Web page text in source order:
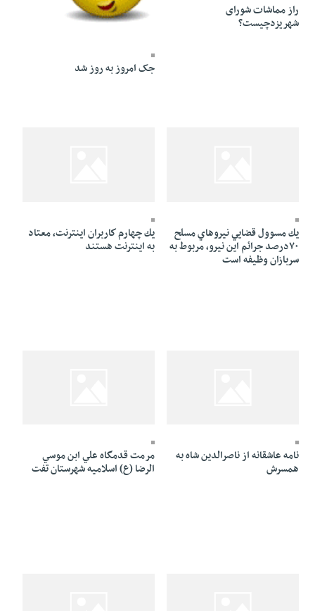
راز مماشات شورای
شهریزدچیست؟
جک امروز به روز شد
۷۰‬درصد جرائم اين نيرو، مربوط به
سربازان وظيفه است
يك‌ چهارم كاربران اينترنت، معتاد
به اينترنت هستند
نامه عاشقانه از ناصرالدين شاه به
همسرش
مرمت قدمگاه علي ابن موسي
الرضا (ع) اسلاميه شهرستان تفت